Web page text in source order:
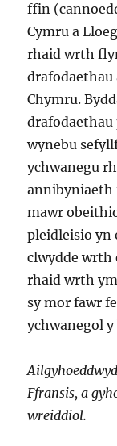
ffin
Cymru a
rhaid wrth
drafodaethau
Chymru.
drafodaethau
wynebu
ychwanegu
annibyniaeth
mawr
pleidleisio yn
clwydde wrth
rhaid wrth
sy mor fawr
ychwanegol
Ffransis, a
wreiddiol.